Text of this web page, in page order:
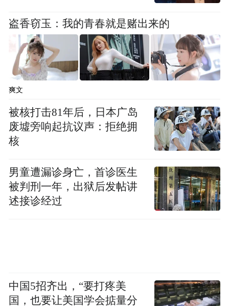
办冬景摄影大赛，平陆县委宣传部举办天鹅
摄影展，山西印象风陵旅游开发有限公司举
办《黑神话：悟空》主题旅拍活动等，欢迎
全国摄影爱好者踊跃参加。（田小丽）
“特别声明：以上作品内容(包括在内的视频、图片或音
频)为凤凰网旗下自媒体平台“大风号”用户上传并发
布，本平台仅提供信息存储空间服务。
Notice: The content above (including the videos,
by the user of Dafeng Hao, which is a social media
platform and merely provides information storage
space services.”
盗香窃玉：我的青春就是赌出来的
爽文
被核打击81年后，日本广岛
废墟旁响起抗议声：拒绝拥
核
男童遭漏诊身亡，首诊医生
被判刑一年，出狱后发帖讲
述接诊经过
中国5招齐出，“要打疼美
国，也要让美国学会掂量分